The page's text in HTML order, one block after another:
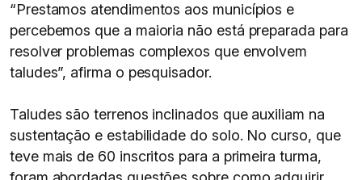
“Prestamos atendimentos aos municípios e
percebemos que a maioria não está preparada para
resolver problemas complexos que envolvem
taludes”, afirma o pesquisador.
Taludes são terrenos inclinados que auxiliam na
sustentação e estabilidade do solo. No curso, que
teve mais de 60 inscritos para a primeira turma,